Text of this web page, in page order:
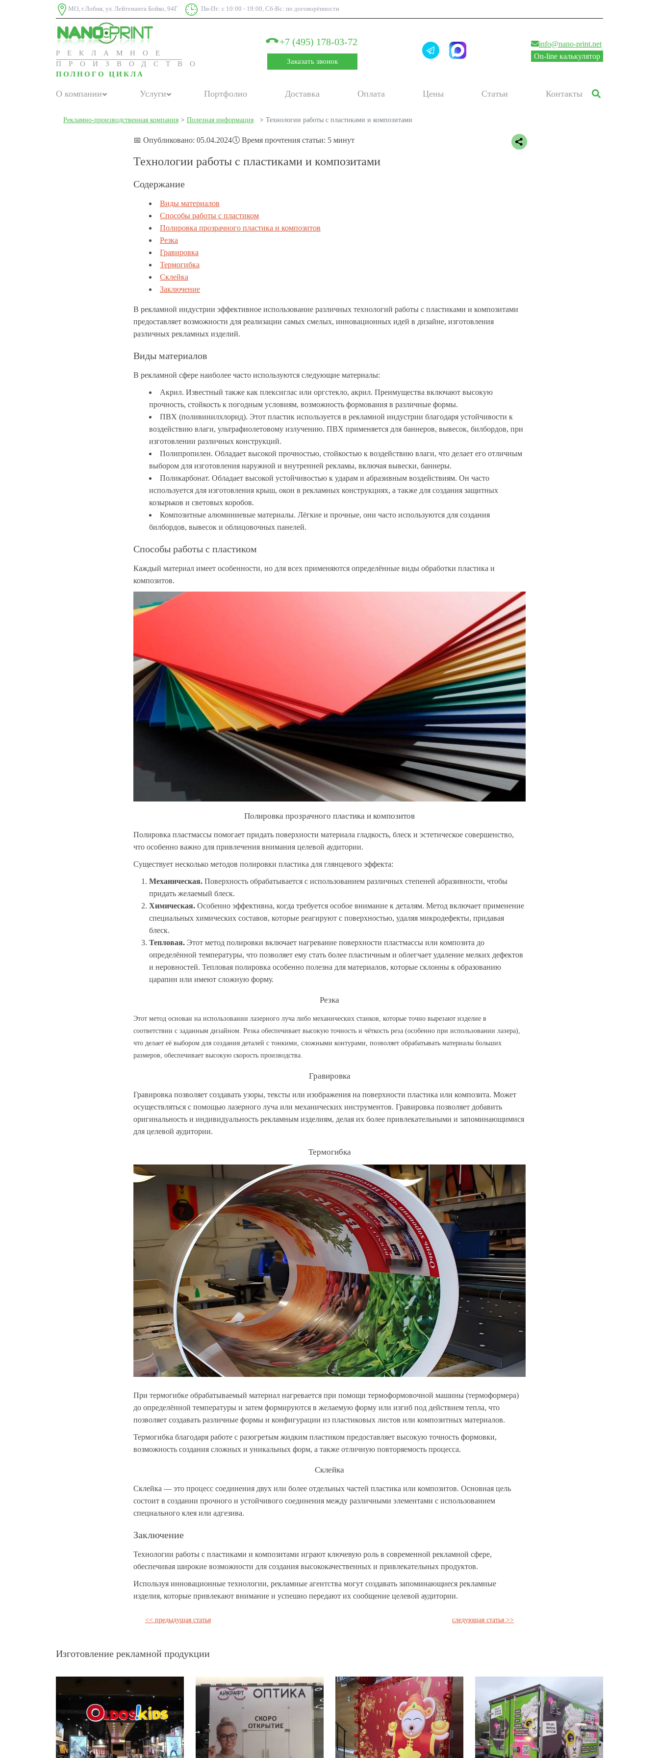
МО, г.Лобня, ул. Лейтенанта Бойко, 94Г Пн-Пт: с 10:00 - 19:00, Сб-Вс: по договорённости
РЕКЛАМНОЕ
ПРОИЗВОДСТВО
ПОЛНОГО ЦИКЛА
+7 (495) 178-03-72
Заказать звонок
info@nano-print.net
On-line калькулятор
О компании Услуги Портфолио Доставка Оплата Цены Статьи Контакты
Рекламно-производственная компания > Полезная информация > Технологии работы с пластиками и композитами
📅 Опубликовано: 05.04.2024🕔 Время прочтения статьи: 5 минут
Технологии работы с пластиками и композитами
Содержание
Виды материалов
Способы работы с пластиком
Полировка прозрачного пластика и композитов
Резка
Гравировка
Термогибка
Склейка
Заключение
В рекламной индустрии эффективное использование различных технологий работы с пластиками и композитами
предоставляет возможности для реализации самых смелых, инновационных идей в дизайне, изготовления
различных рекламных изделий.
Виды материалов
В рекламной сфере наиболее часто используются следующие материалы:
Акрил. Известный также как плексиглас или оргстекло, акрил. Преимущества включают высокую
прочность, стойкость к погодным условиям, возможность формования в различные формы.
ПВХ (поливинилхлорид). Этот пластик используется в рекламной индустрии благодаря устойчивости к
воздействию влаги, ультрафиолетовому излучению. ПВХ применяется для баннеров, вывесок, билбордов, при
изготовлении различных конструкций.
Полипропилен. Обладает высокой прочностью, стойкостью к воздействию влаги, что делает его отличным
выбором для изготовления наружной и внутренней рекламы, включая вывески, баннеры.
Поликарбонат. Обладает высокой устойчивостью к ударам и абразивным воздействиям. Он часто
используется для изготовления крыш, окон в рекламных конструкциях, а также для создания защитных
козырьков и световых коробов.
Композитные алюминиевые материалы. Лёгкие и прочные, они часто используются для создания
билбордов, вывесок и облицовочных панелей.
Способы работы с пластиком
Каждый материал имеет особенности, но для всех применяются определённые виды обработки пластика и
композитов.
Полировка прозрачного пластика и композитов
Полировка пластмассы помогает придать поверхности материала гладкость, блеск и эстетическое совершенство,
что особенно важно для привлечения внимания целевой аудитории.
Существует несколько методов полировки пластика для глянцевого эффекта:
Механическая. Поверхность обрабатывается с использованием различных степеней абразивности, чтобы
придать желаемый блеск.
Химическая. Особенно эффективна, когда требуется особое внимание к деталям. Метод включает применение
специальных химических составов, которые реагируют с поверхностью, удаляя микродефекты, придавая
блеск.
Тепловая. Этот метод полировки включает нагревание поверхности пластмассы или композита до
определённой температуры, что позволяет ему стать более пластичным и облегчает удаление мелких дефектов
и неровностей. Тепловая полировка особенно полезна для материалов, которые склонны к образованию
царапин или имеют сложную форму.
Резка
Этот метод основан на использовании лазерного луча либо механических станков, которые точно вырезают изделие в
соответствии с заданным дизайном. Резка обеспечивает высокую точность и чёткость реза (особенно при использовании лазера),
что делает её выбором для создания деталей с тонкими, сложными контурами, позволяет обрабатывать материалы больших
размеров, обеспечивает высокую скорость производства.
Гравировка
Гравировка позволяет создавать узоры, тексты или изображения на поверхности пластика или композита. Может
осуществляться с помощью лазерного луча или механических инструментов. Гравировка позволяет добавить
оригинальность и индивидуальность рекламным изделиям, делая их более привлекательными и запоминающимися
для целевой аудитории.
Термогибка
При термогибке обрабатываемый материал нагревается при помощи термоформовочной машины (термоформера)
до определённой температуры и затем формируются в желаемую форму или изгиб под действием тепла, что
позволяет создавать различные формы и конфигурации из пластиковых листов или композитных материалов.
Термогибка благодаря работе с разогретым жидким пластиком предоставляет высокую точность формовки,
возможность создания сложных и уникальных форм, а также отличную повторяемость процесса.
Склейка
Склейка — это процесс соединения двух или более отдельных частей пластика или композитов. Основная цель
состоит в создании прочного и устойчивого соединения между различными элементами с использованием
специального клея или адгезива.
Заключение
Технологии работы с пластиками и композитами играют ключевую роль в современной рекламной сфере,
обеспечивая широкие возможности для создания высококачественных и привлекательных продуктов.
Используя инновационные технологии, рекламные агентства могут создавать запоминающиеся рекламные
изделия, которые привлекают внимание и успешно передают их сообщение целевой аудитории.
<< предыдущая статья следующая статья >>
Изготовление рекламной продукции